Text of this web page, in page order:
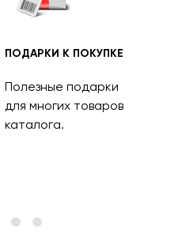
ПОДАРКИ К ПОКУПКЕ
Полезные подарки
для многих товаров
каталога.